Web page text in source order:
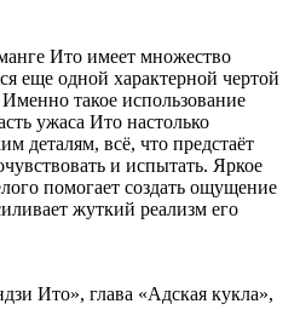
Ито имеет множество
еще одной характерной чертой
такое использование
ужаса Ито настолько
деталям, всё, что предстаёт
и испытать. Яркое
помогает создать ощущение
жуткий реализм его
Ито», глава «Адская кукла»,